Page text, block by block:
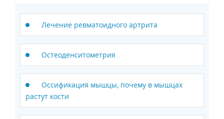
Лечение ревматоидного артрита
Остеоденситометрия
Оссификация мышцы, почему в мышцах
растут кости